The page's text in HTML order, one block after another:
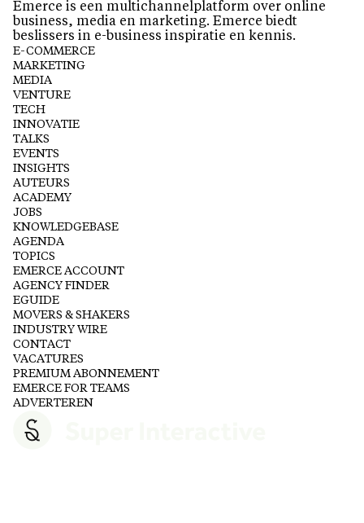
Emerce is een multichannelplatform over online
business, media en marketing. Emerce biedt
beslissers in e-business inspiratie en kennis.
E-COMMERCE
MARKETING
MEDIA
VENTURE
TECH
INNOVATIE
TALKS
EVENTS
INSIGHTS
AUTEURS
ACADEMY
JOBS
KNOWLEDGEBASE
AGENDA
TOPICS
EMERCE ACCOUNT
AGENCY FINDER
EGUIDE
MOVERS & SHAKERS
INDUSTRY WIRE
CONTACT
VACATURES
PREMIUM ABONNEMENT
EMERCE FOR TEAMS
ADVERTEREN